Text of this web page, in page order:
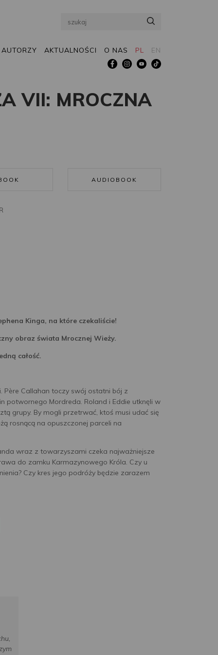
Search
AUTORZY AKTUALNOŚCI O NAS PL EN
VII: MROCZNA
AUDIOBOOK
Kinga, na które czekaliście!
obraz świata Mrocznej Wieży.
całość.
Père Callahan toczy swój ostatni bój z
potwornego Mordreda. Roland i Eddie utknęli w
grupy. By mogli przetrwać, ktoś musi udać się
rosnącą na opuszczonej parceli na
wraz z towarzyszami czeka najważniejsze
do zamku Karmazynowego Króla. Czy u
Czy kres jego podróży będzie zarazem